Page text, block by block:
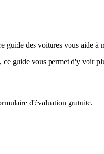
des voitures vous aide
guide vous permet d'y voir
d'évaluation gratuite.